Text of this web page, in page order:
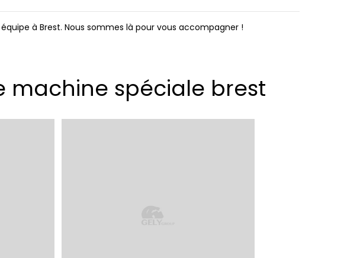
à Brest. Nous sommes là pour vous accompagner !
machine spéciale brest